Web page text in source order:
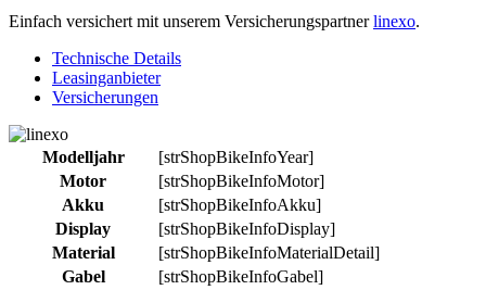
Einfach versichert mit unserem Versicherungspartnerlinexo.
Technische Details
Leasinganbieter
Versicherungen
Modelljahr
[strShopBikeInfoYear]
Motor
[strShopBikeInfoMotor]
Akku
[strShopBikeInfoAkku]
Display
[strShopBikeInfoDisplay]
Material
[strShopBikeInfoMaterialDetail]
Gabel
[strShopBikeInfoGabel]